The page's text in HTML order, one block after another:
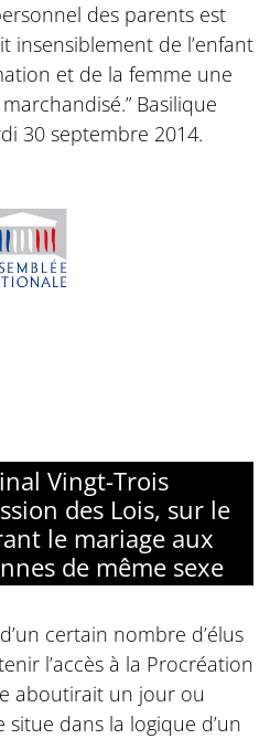
des parents est
insensiblement de l’enfant
et de la femme une
Basilique
30 septembre 2014.
Vingt-Trois
des Lois, sur le
le mariage aux
de même sexe
certain nombre d’élus
l’accès à la Procréation
aboutirait un jour ou
situe dans la logique d’un